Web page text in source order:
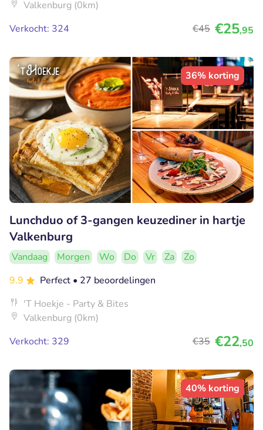
Valkenburg (0km)
Verkocht: 324
€45 €25,95
36% korting
Lunchduo of 3-gangen keuzediner in hartje
Valkenburg
Vandaag Morgen Wo Do Vr Za
Zo
9.9
Perfect • 27 beoordelingen
'T Hoekje - Party & Bites
Valkenburg (0km)
Verkocht: 329
€35 €22,50
40% korting